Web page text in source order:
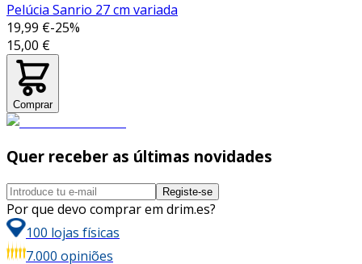
Pelúcia Sanrio 27 cm variada
19,99 €-25%
15,00 €
Comprar
Quer receber as últimas novidades
Registe-se
Por que devo comprar em drim.es?
100 lojas físicas
7.000 opiniões